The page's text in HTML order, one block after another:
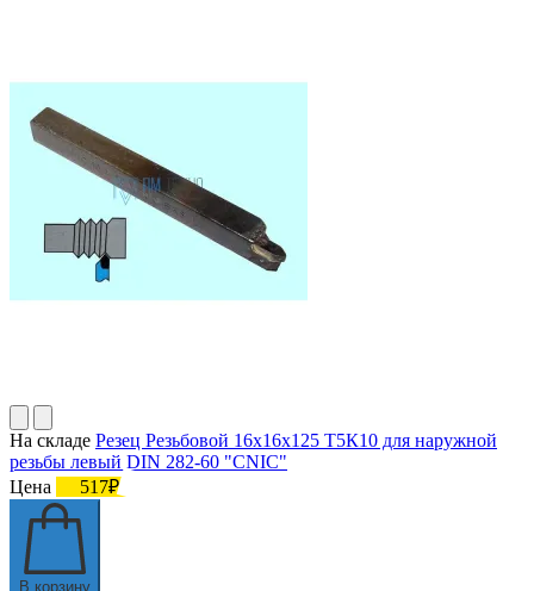
На складе Резец Резьбовой 16х16х125 Т5К10 для наружной
резьбы левый DIN 282-60 "CNIC"
Цена
517₽
В корзину